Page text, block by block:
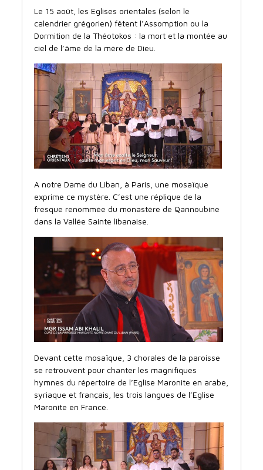
Le 15 août, les Eglises orientales (selon le
calendrier grégorien) fêtent l’Assomption ou la
Dormition de la Théotokos : la mort et la montée au
ciel de l’âme de la mère de Dieu.
A notre Dame du Liban, à Paris, une mosaïque
exprime ce mystère. C’est une réplique de la
fresque renommée du monastère de Qannoubine
dans la Vallée Sainte libanaise.
Devant cette mosaïque, 3 chorales de la paroisse
se retrouvent pour chanter les magnifiques
hymnes du répertoire de l’Eglise Maronite en arabe,
syriaque et français, les trois langues de l’Eglise
Maronite en France.